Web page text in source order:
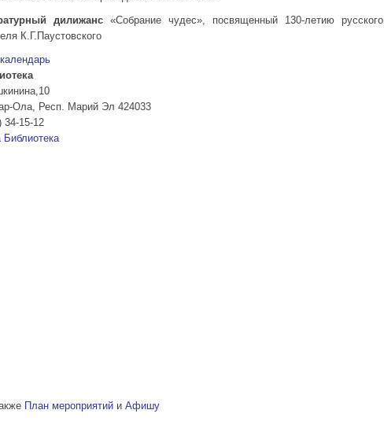
дилижанс «Собрание чудес», посвященный 130-летию русского
К.Г.Паустовского
Ола
Респ. Марий Эл 424033
34-15-12
Библиотека
План мероприятий и Афишу